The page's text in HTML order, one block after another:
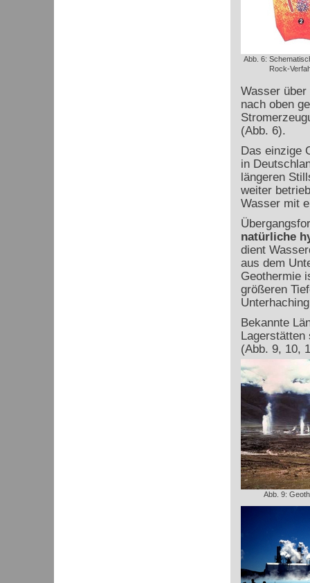
Abb. 6:
Rock-
Wasser
nach oben
(Abb. 6).
Das einzige
in
längeren
weiter
Wasser mit
natürliche
dient
aus dem
Geothermie
größeren
Bekannte
Lagerstätten
(Abb. 9, 10,
Abb. 9: